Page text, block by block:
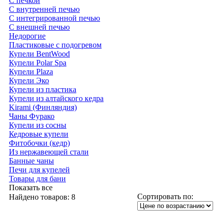
С внутренней печью
С интегрированной печью
С внешней печью
Недорогие
Пластиковые с подогревом
Купели BentWood
Купели Polar Spa
Купели Plaza
Купели Эко
Купели из пластика
Купели из алтайского кедра
Kirami (Финляндия)
Чаны Фурако
Купели из сосны
Кедровые купели
Фитобочки (кедр)
Из нержавеющей стали
Банные чаны
Печи для купелей
Товары для бани
Показать все
Найдено товаров: 8 Сортировать по: